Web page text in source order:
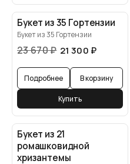
Букет из 35 Гортензии
Букет из 35 Гортензии
23 670₽ 21 300 ₽
Подробнее В корзину
Купить
Букет из 21
ромашковидной
хризантемы